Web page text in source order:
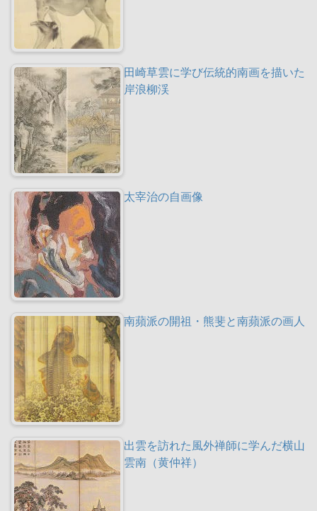
田崎草雲に学び伝統的南画を描いた
岸浪柳渓
太宰治の自画像
南蘋派の開祖・熊斐と南蘋派の画人
出雲を訪れた風外禅師に学んだ横山
雲南（黄仲祥）